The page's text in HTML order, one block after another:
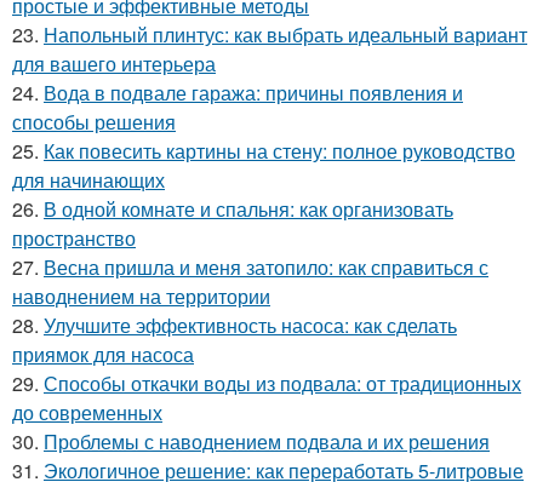
простые и эффективные методы
23. Напольный плинтус: как выбрать идеальный вариант
для вашего интерьера
24. Вода в подвале гаража: причины появления и
способы решения
25. Как повесить картины на стену: полное руководство
для начинающих
26. В одной комнате и спальня: как организовать
пространство
27. Весна пришла и меня затопило: как справиться с
наводнением на территории
28. Улучшите эффективность насоса: как сделать
приямок для насоса
29. Способы откачки воды из подвала: от традиционных
до современных
30. Проблемы с наводнением подвала и их решения
31. Экологичное решение: как переработать 5-литровые